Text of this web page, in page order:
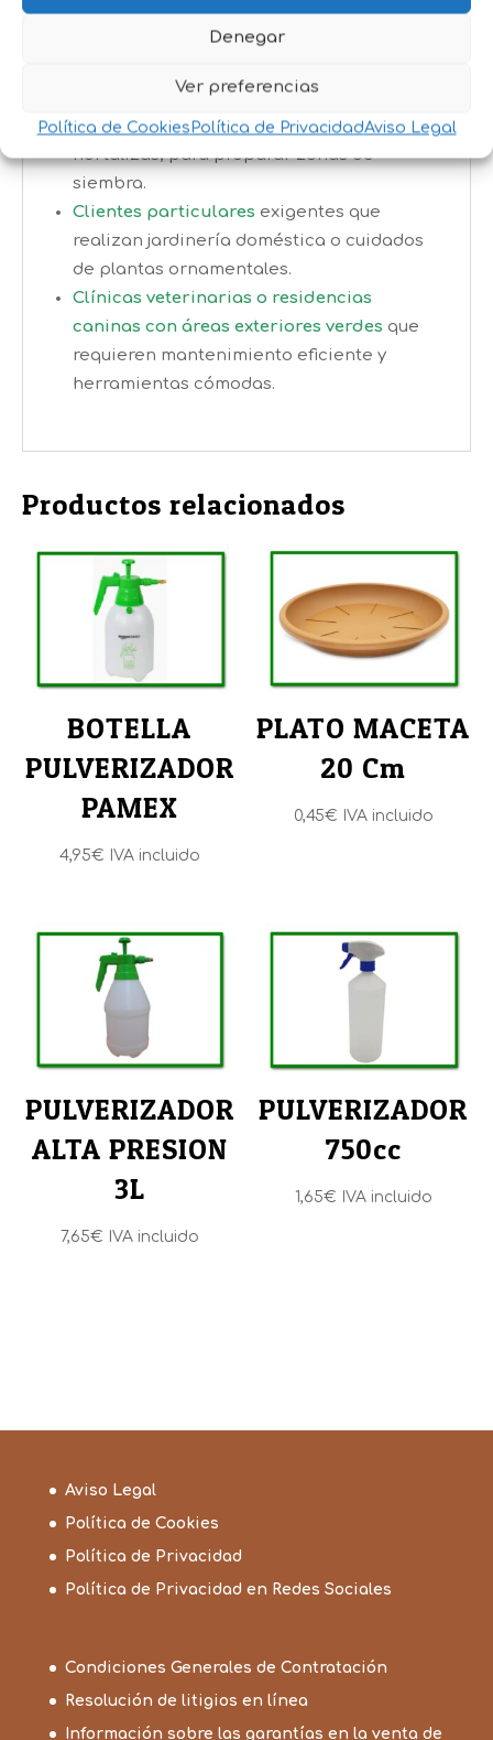
Denegar
Ver preferencias
Política de Cookies Política de PrivacidadAviso Legal
Tareas de mantenimientoen huertos,
viveros y jardines: cavar, airear la tierra,
Uso en granjas pequeñas o instalaciones
ganaderasdonde se cultivan forrajes o
hortalizas, para preparar zonas de
siembra.
Clientes particulares exigentes que
realizan jardinería doméstica o cuidados
de plantas ornamentales.
Clínicas veterinarias o residencias
caninas con áreas exteriores verdes que
requieren mantenimiento eficiente y
herramientas cómodas.
Productos relacionados
BOTELLA
PULVERIZADOR
PAMEX
4,95€ IVA incluido
PLATO MACETA
20 Cm
0,45€ IVA incluido
PULVERIZADOR
ALTA PRESION
3L
7,65€ IVA incluido
PULVERIZADOR
750cc
1,65€ IVA incluido
Aviso Legal
Política de Cookies
Política de Privacidad
Política de Privacidad en Redes Sociales
Condiciones Generales de Contratación
Resolución de litigios en línea
Información sobre las garantías en la venta de